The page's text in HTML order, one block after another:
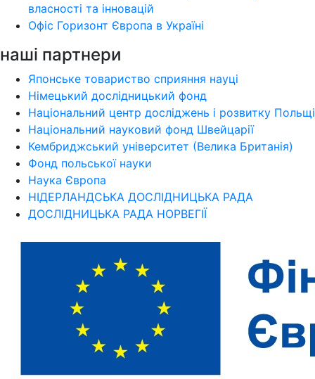
власності та інновацій
Офіс Горизонт Європа в Україні
наші партнери
Японське товариство сприяння науці
Німецький дослідницький фонд
Національний центр досліджень і розвитку Польщі
Національний науковий фонд Швейцарії
Кембриджський університет (Велика Британія)
Фонд польської науки
Наука Європа
НІДЕРЛАНДСЬКА ДОСЛІДНИЦЬКА РАДА
ДОСЛІДНИЦЬКА РАДА НОРВЕГІЇ